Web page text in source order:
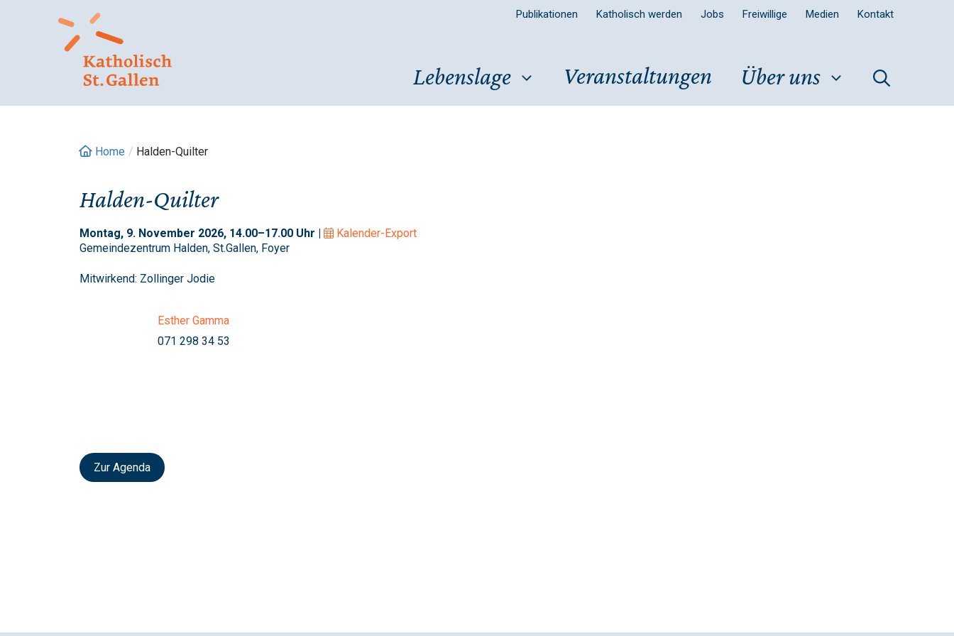
Publikationen Katholisch werden Jobs Freiwillige Medien Kontakt
Lebenslage Veranstaltungen Über uns
Home / Halden-Quilter
Halden-Quilter
Montag, 9. November 2026, 14.00–17.00 Uhr |
Kalender-Export
Gemeindezentrum Halden, St.Gallen, Foyer
Mitwirkend: Zollinger Jodie
Esther Gamma
071 298 34 53
Zur Agenda